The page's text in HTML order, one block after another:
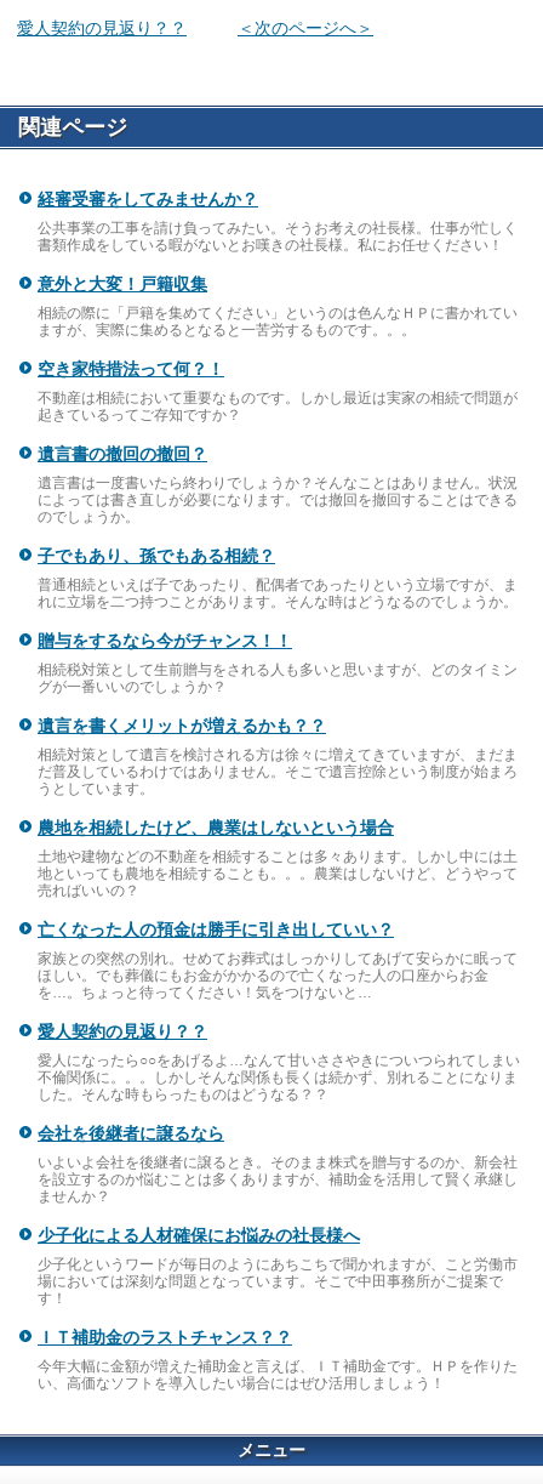
愛人契約の見返り？？ ＜次のページへ＞
関連ページ
経審受審をしてみませんか？
公共事業の工事を請け負ってみたい。そうお考えの社長様。仕事が忙しく
書類作成をしている暇がないとお嘆きの社長様。私にお任せください！
意外と大変！戸籍収集
相続の際に「戸籍を集めてください」というのは色んなＨＰに書かれてい
ますが、実際に集めるとなると一苦労するものです。。。
空き家特措法って何？！
不動産は相続において重要なものです。しかし最近は実家の相続で問題が
起きているってご存知ですか？
遺言書の撤回の撤回？
遺言書は一度書いたら終わりでしょうか？そんなことはありません。状況
によっては書き直しが必要になります。では撤回を撤回することはできる
のでしょうか。
子でもあり、孫でもある相続？
普通相続といえば子であったり、配偶者であったりという立場ですが、ま
れに立場を二つ持つことがあります。そんな時はどうなるのでしょうか。
贈与をするなら今がチャンス！！
相続税対策として生前贈与をされる人も多いと思いますが、どのタイミン
グが一番いいのでしょうか？
遺言を書くメリットが増えるかも？？
相続対策として遺言を検討される方は徐々に増えてきていますが、まだま
だ普及しているわけではありません。そこで遺言控除という制度が始まろ
うとしています。
農地を相続したけど、農業はしないという場合
土地や建物などの不動産を相続することは多々あります。しかし中には土
地といっても農地を相続することも。。。農業はしないけど、どうやって
売ればいいの？
亡くなった人の預金は勝手に引き出していい？
家族との突然の別れ。せめてお葬式はしっかりしてあげて安らかに眠って
ほしい。でも葬儀にもお金がかかるので亡くなった人の口座からお金
を…。ちょっと待ってください！気をつけないと…
愛人契約の見返り？？
愛人になったら○○をあげるよ…なんて甘いささやきについつられてしまい
不倫関係に。。。しかしそんな関係も長くは続かず、別れることになりま
した。そんな時もらったものはどうなる？？
会社を後継者に譲るなら
いよいよ会社を後継者に譲るとき。そのまま株式を贈与するのか、新会社
を設立するのか悩むことは多くありますが、補助金を活用して賢く承継し
ませんか？
少子化による人材確保にお悩みの社長様へ
少子化というワードが毎日のようにあちこちで聞かれますが、こと労働市
場においては深刻な問題となっています。そこで中田事務所がご提案で
す！
ＩＴ補助金のラストチャンス？？
今年大幅に金額が増えた補助金と言えば、ＩＴ補助金です。ＨＰを作りた
い、高価なソフトを導入したい場合にはぜひ活用しましょう！
メニュー